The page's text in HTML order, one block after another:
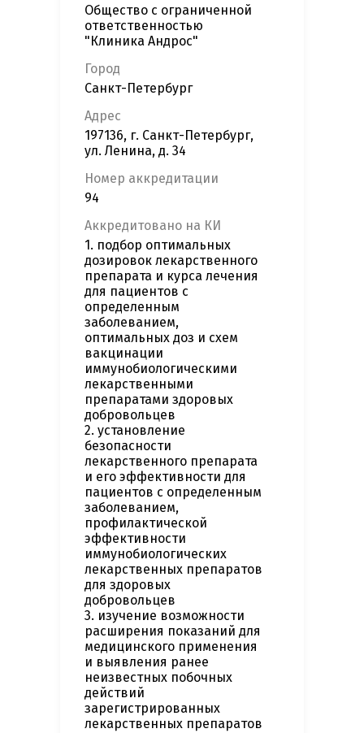
Общество с ограниченной
ответственностью
"Клиника Андрос"
Город
Санкт-Петербург
Адрес
197136, г. Санкт-Петербург,
ул. Ленина, д. 34
Номер аккредитации
94
Аккредитовано на КИ
1. подбор оптимальных
дозировок лекарственного
препарата и курса лечения
для пациентов с
определенным
заболеванием,
оптимальных доз и схем
вакцинации
иммунобиологическими
лекарственными
препаратами здоровых
добровольцев
2. установление
безопасности
лекарственного препарата
и его эффективности для
пациентов с определенным
заболеванием,
профилактической
эффективности
иммунобиологических
лекарственных препаратов
для здоровых
добровольцев
3. изучение возможности
расширения показаний для
медицинского применения
и выявления ранее
неизвестных побочных
действий
зарегистрированных
лекарственных препаратов